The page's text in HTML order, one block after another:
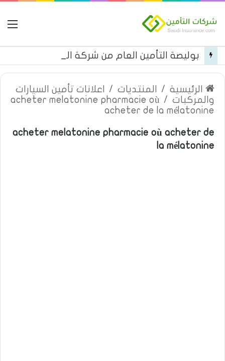
الرئيسية / المنتديات /
اعلانات تأمين السيارات
والمركبات /
acheter melatonine pharmacie où
acheter de la mélatonine
acheter melatonine pharmacie où acheter de
la mélatonine